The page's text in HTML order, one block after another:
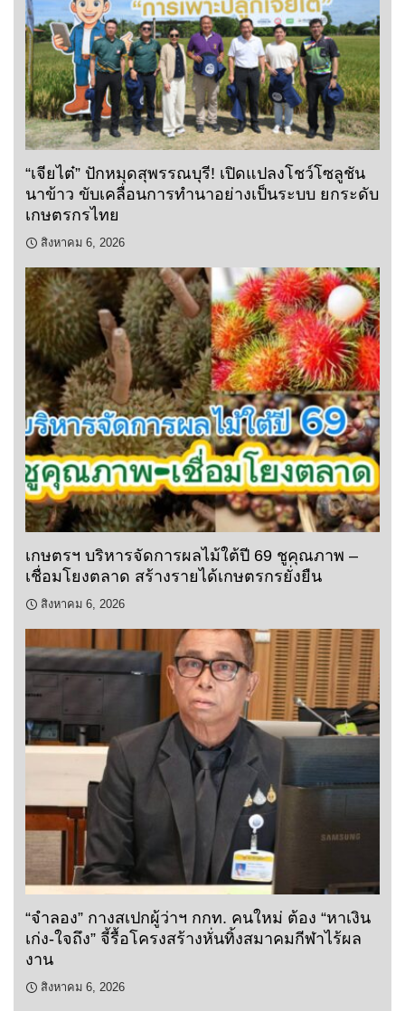
“เจียไต๋” ปักหมุดสุพรรณบุรี! เปิดแปลงโชว์โซลูชัน
นาข้าว ขับเคลื่อนการทำนาอย่างเป็นระบบ ยกระดับ
เกษตรกรไทย
สิงหาคม 6, 2026
เกษตรฯ บริหารจัดการผลไม้ใต้ปี 69 ชูคุณภาพ –
เชื่อมโยงตลาด สร้างรายได้เกษตรกรยั่งยืน
สิงหาคม 6, 2026
“จำลอง” กางสเปกผู้ว่าฯ กกท. คนใหม่ ต้อง “หาเงิน
เก่ง-ใจถึง” จี้รื้อโครงสร้างหั่นทิ้งสมาคมกีฬาไร้ผล
งาน
สิงหาคม 6, 2026